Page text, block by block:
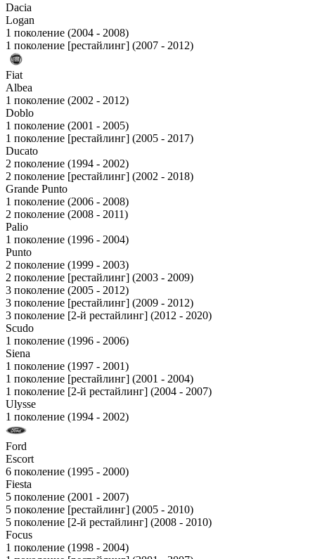
Dacia
Logan
1 поколение (2004 - 2008)
1 поколение [рестайлинг] (2007 - 2012)
Fiat
Albea
1 поколение (2002 - 2012)
Doblo
1 поколение (2001 - 2005)
1 поколение [рестайлинг] (2005 - 2017)
Ducato
2 поколение (1994 - 2002)
2 поколение [рестайлинг] (2002 - 2018)
Grande Punto
1 поколение (2006 - 2008)
2 поколение (2008 - 2011)
Palio
1 поколение (1996 - 2004)
Punto
2 поколение (1999 - 2003)
2 поколение [рестайлинг] (2003 - 2009)
3 поколение (2005 - 2012)
3 поколение [рестайлинг] (2009 - 2012)
3 поколение [2-й рестайлинг] (2012 - 2020)
Scudo
1 поколение (1996 - 2006)
Siena
1 поколение (1997 - 2001)
1 поколение [рестайлинг] (2001 - 2004)
1 поколение [2-й рестайлинг] (2004 - 2007)
Ulysse
1 поколение (1994 - 2002)
Ford
Escort
6 поколение (1995 - 2000)
Fiesta
5 поколение (2001 - 2007)
5 поколение [рестайлинг] (2005 - 2010)
5 поколение [2-й рестайлинг] (2008 - 2010)
Focus
1 поколение (1998 - 2004)